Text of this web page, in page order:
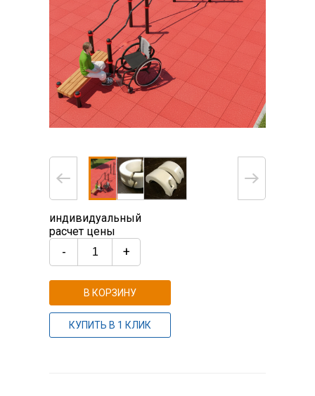
индивидуальный
расчет цены
- +
В КОРЗИНУ
КУПИТЬ В 1 КЛИК